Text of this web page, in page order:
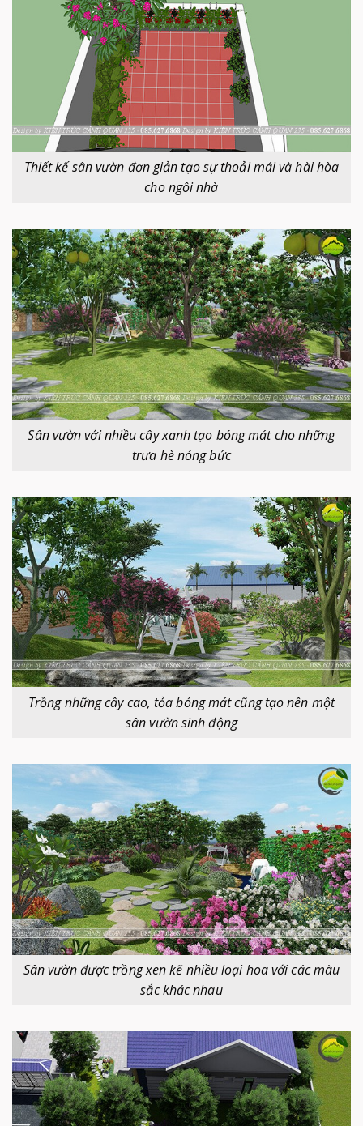
Thiết kế sân vườn đơn giản tạo sự thoải mái và hài hòa
cho ngôi nhà
Sân vườn với nhiều cây xanh tạo bóng mát cho những
trưa hè nóng bức
Trồng những cây cao, tỏa bóng mát cũng tạo nên một
sân vườn sinh động
Sân vườn được trồng xen kẽ nhiều loại hoa với các màu
sắc khác nhau